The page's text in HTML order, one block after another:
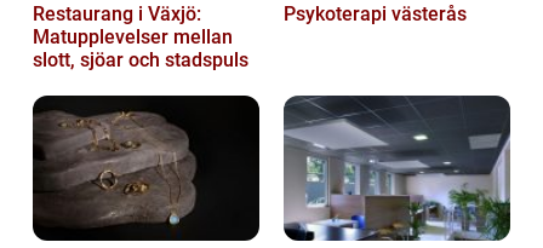
Restaurang i Växjö:
Matupplevelser mellan
slott, sjöar och stadspuls
Psykoterapi västerås